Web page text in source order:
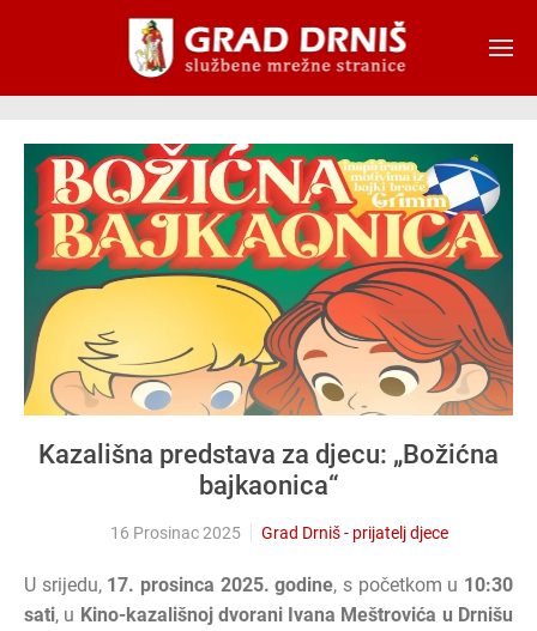
Skip to main content
Kazališna predstava za djecu: „Božićna
bajkaonica“
16 Prosinac 2025 Grad Drniš - prijatelj djece
U srijedu, 17. prosinca 2025. godine, s početkom u 10:30
sati, u Kino-kazališnoj dvorani Ivana Meštrovića u Drnišu